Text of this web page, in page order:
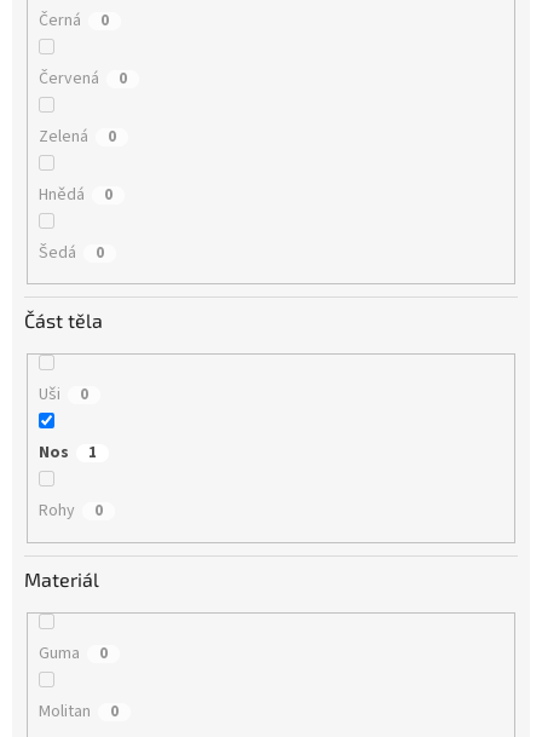
Černá 0
Červená 0
Zelená 0
Hnědá 0
Šedá 0
Část těla
Uši 0
Nos 1
Rohy 0
Materiál
Guma 0
Molitan 0